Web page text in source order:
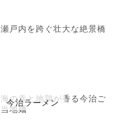
瀬戸内を跨ぐ壮大な絶景橋
今治ラーメン
海の幸と地鶏が香る今治ご
当地麺